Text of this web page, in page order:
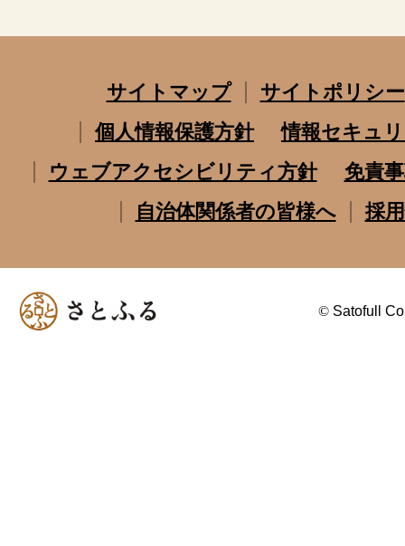
サイトマップ
サイトポリシー
個人情報保護方針
情報セキュ
ウェブアクセシビリティ方針
免責
自治体関係者の皆様へ
採
© Satofull